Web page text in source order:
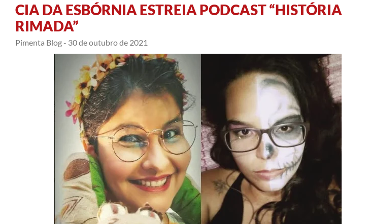
CIA DA ESBÓRNIA ESTREIA PODCAST “HISTÓRIA
RIMADA”
Pimenta Blog - 30 de outubro de 2021